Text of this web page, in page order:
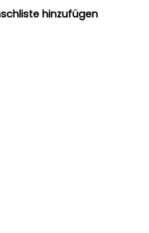
hinzufügen